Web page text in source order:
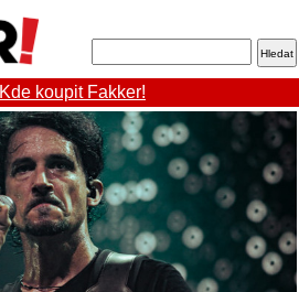
Kde koupit Fakker!